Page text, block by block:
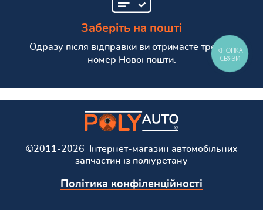
Заберіть на пошті
Одразу після відправки ви отримаєте трекінг
номер Нової пошти.
©2011-2026 Інтернет-магазин автомобільних
запчастин із поліуретану
Політика конфіленційності
КНОПКА
СВЯЗИ